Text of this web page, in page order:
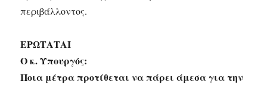
περιβάλλοντος.
ΕΡΩΤΑΤΑΙ
Ο κ. Υπουργός:
Ποια μέτρα προτίθεται να πάρει άμεσα για την